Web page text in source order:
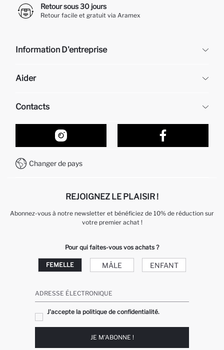
Retour sous 30 jours
Retour facile et gratuit via Aramex
Information D'entreprise
À propos de nous
Aider
Retour et changement
Suivi de la Commande
Comment acheter sur DeFacto ?
Comment payer sur DeFacto?
Contacts
Nos Magasins
Formulaire de contact
Service Client +212 525 076 633
Changer de pays
REJOIGNEZ LE PLAISIR !
Abonnez-vous à notre newsletter et bénéficiez de 10% de réduction sur
votre premier achat !
Pour qui faites-vous vos achats ?
FEMELLE MÂLE ENFANT
ADRESSE ÉLECTRONIQUE
J'accepte la politique de confidentialité.
JE M'ABONNE !